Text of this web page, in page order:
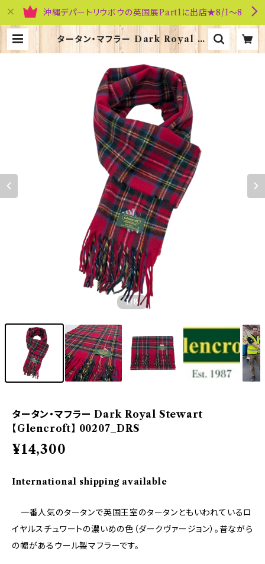
沖縄デパートリウボウの英国展Part1に出店★8/1～8
タータン・マフラー Dark Royal St
ewart 【Glencroft】 00207_DR
イフ
1/8
タータン・マフラー Dark Royal Stewart
【Glencroft】 00207_DRS
¥14,300
International shipping available
一番人気のタータンで英国王室のタータンともいわれているロ
イヤルスチュワートの濃いめの色（ダークヴァージョン）。昔ながら
の幅があるウール製マフラーです。